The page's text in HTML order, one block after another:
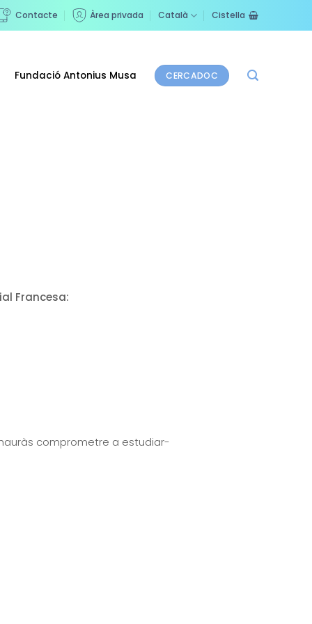
Contacte Àrea privada Català Cistella
Fundació Antonius Musa CERCADOC
Francesa:
comprometre a estudiar-